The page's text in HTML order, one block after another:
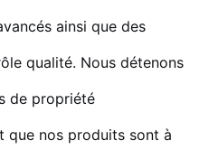
ainsi que des
qualité. Nous détenons
de propriété
que nos produits sont à